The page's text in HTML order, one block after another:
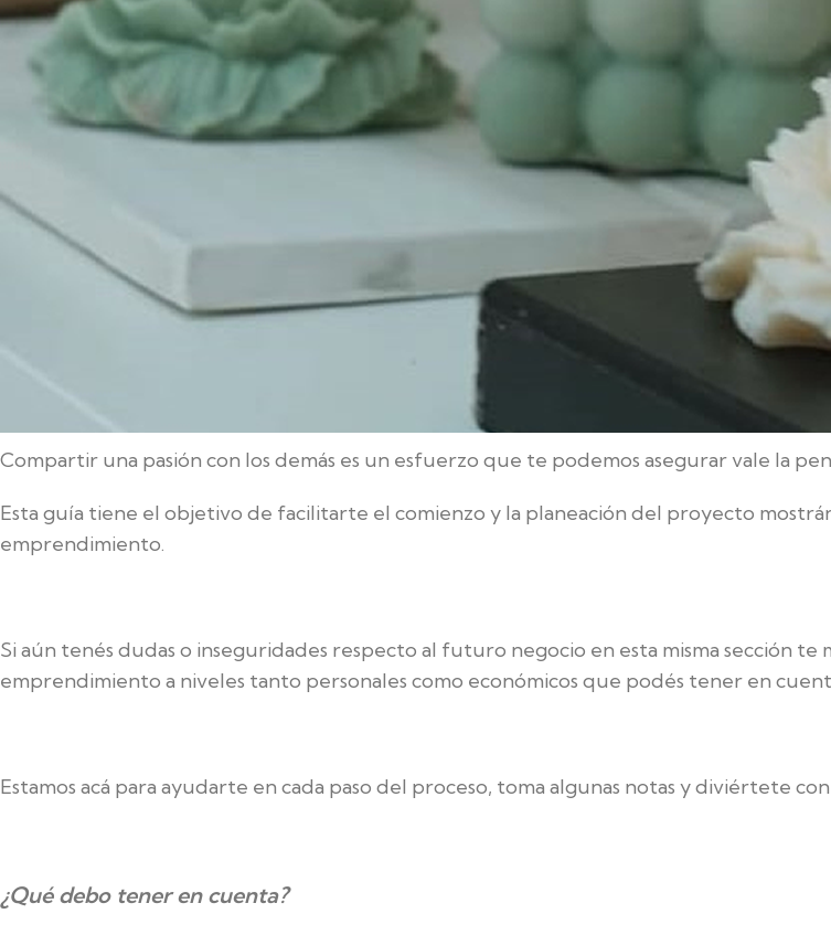
¿Qué necesito saber antes de empezar a hacer velas?
¡Cualquiera puede aprender a hacer velas en casa! Elaborar tus propias velas es una
expresarte creativamente.
Antes de empezar a fabricarlas, debes saber que está bien controlar tu ritmo. Muchos
sobrecarga de información. Hay mucho que aprender al comenzar un nuevo pasatiempo
Compartir una pasión con los demás es un esfuerzo que te podemos asegurar vale la
Esta guía tiene el objetivo de facilitarte el comienzo y la planeación del proyecto
emprendimiento.
Si aún tenés dudas o inseguridades respecto al futuro negocio en esta misma sección
emprendimiento a niveles tanto personales como económicos que podés tener en
Estamos acá para ayudarte en cada paso del proceso, toma algunas notas y diviértete
¿Qué debo tener en cuenta?